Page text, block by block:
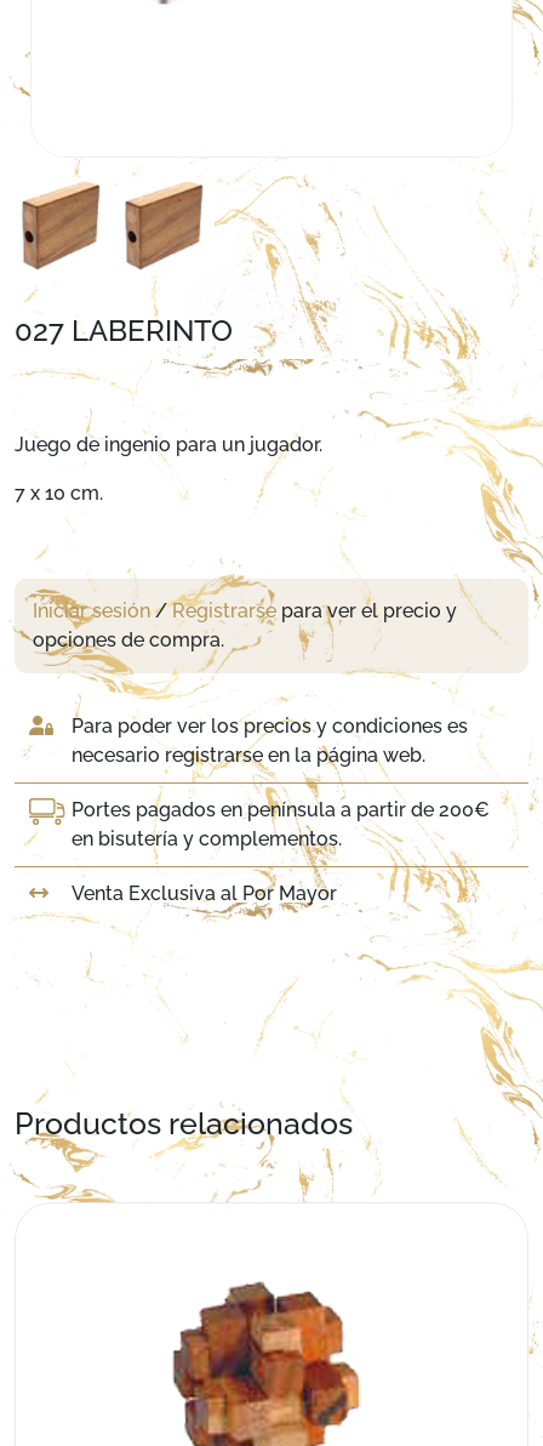
027 LABERINTO
Juego de ingenio para un jugador.
7 x 10 cm.
Iniciar sesión/Registrarse para ver el precio y
opciones de compra.
Para poder ver los precios y condiciones es
necesario registrarse en la página web.
Portes pagados en península a partir de 200€
en bisutería y complementos.
Venta Exclusiva al Por Mayor
Productos relacionados